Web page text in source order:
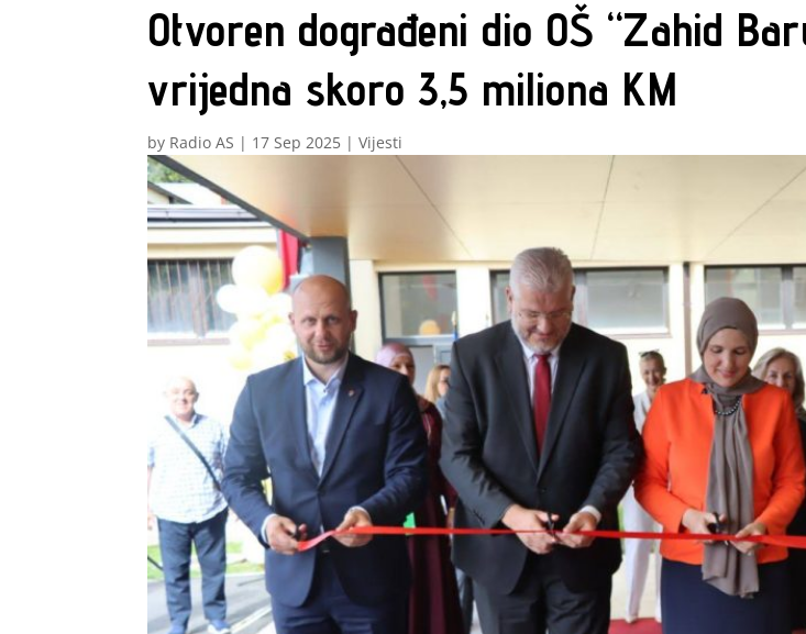
Otvoren dograđeni dio OŠ “Zahid
vrijedna skoro 3,5 miliona KM
by Radio AS | 17 Sep 2025 |Vijesti